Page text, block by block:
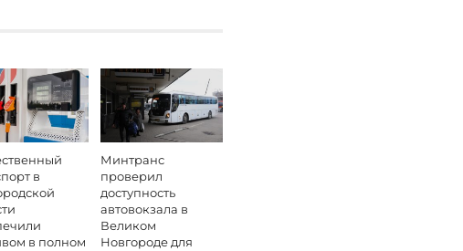
в
в полном
Минтранс
проверил
доступность
автовокзала в
Великом
Новгороде для